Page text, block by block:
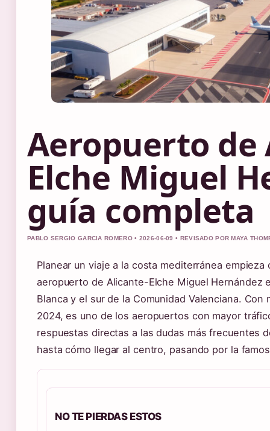
Aeropuerto de
Elche Miguel
guía completa
PABLO SERGIO GARCIA ROMERO • 2026-06-09 • REVISADO POR MAYA
Planear un viaje a la costa mediterránea
aeropuerto de Alicante-Elche Miguel Hernández
Blanca y el sur de la Comunidad Valenciana.
2024, es uno de los aeropuertos con mayor
respuestas directas a las dudas más frecuentes
hasta cómo llegar al centro, pasando por la
NO TE PIERDAS ESTOS